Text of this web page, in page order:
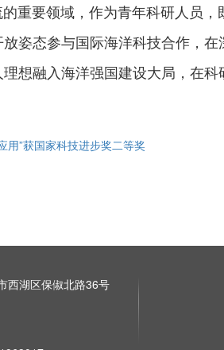
要领域，作为青年科研人员，
姿态参与国际海洋科技合作，
想融入海洋强国建设大局，在
用”获国家科技进步奖二等奖
西湖区保俶北路36号